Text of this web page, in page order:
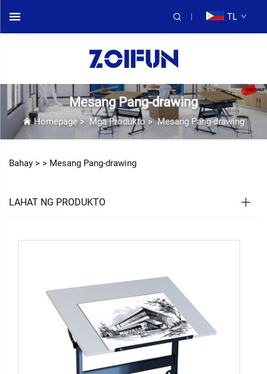
TL
Mesang Pang-drawing
Homepage> Mga Produkto>Mesang Pang-drawing
Bahay > > Mesang Pang-drawing
LAHAT NG PRODUKTO